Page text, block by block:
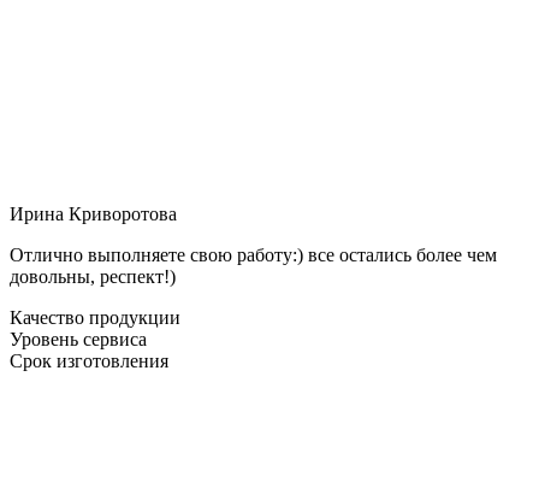
Ирина Криворотова
Отлично выполняете свою работу:) все остались более чем
довольны, респект!)
Качество продукции
Уровень сервиса
Срок изготовления